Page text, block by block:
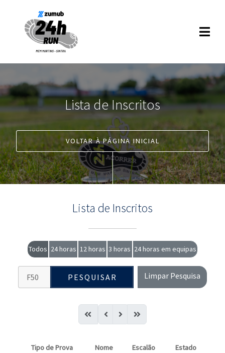
Lista de Inscritos
VOLTAR À PÁGINA INICIAL
Lista de Inscritos
Todos 24 horas 12 horas 3 horas 24 horas em equipas
PESQUISAR Limpar Pesquisa
Tipo de Prova Nome Escalão Estado